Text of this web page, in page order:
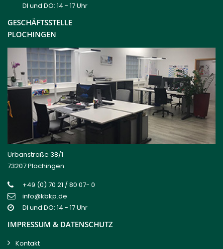
DI und DO: 14 - 17 Uhr
GESCHÄFTSSTELLE
PLOCHINGEN
Urbanstraße 38/1
73207 Plochingen
+49 (0) 70 21 / 80 07- 0
info@kbkp.de
DI und DO: 14 - 17 Uhr
IMPRESSUM & DATENSCHUTZ
Kontakt